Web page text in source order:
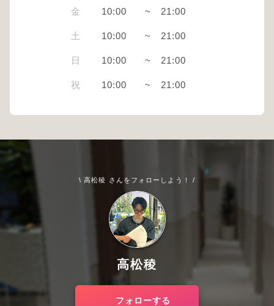
金 10:00 ~ 21:00
土 10:00 ~ 21:00
日 10:00 ~ 21:00
祝 10:00 ~ 21:00
\ 高松稜 さんをフォローしよう！ /
高松稜
フォローする